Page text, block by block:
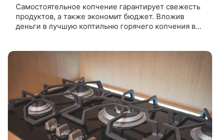
Самостоятельное копчение гарантирует свежесть
продуктов, а также экономит бюджет. Вложив
деньги в лучшую коптильню горячего копчения в